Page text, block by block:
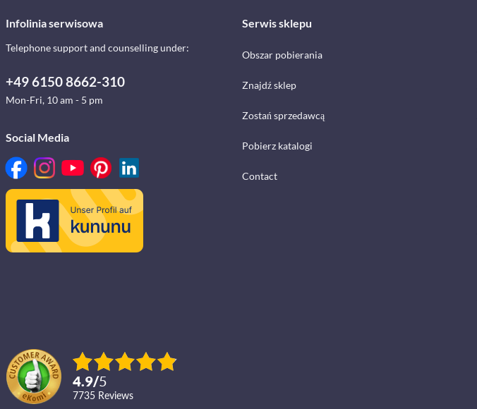
Infolinia serwisowa
Telephone support and counselling under:
+49 6150 8662-310
Mon-Fri, 10 am - 5 pm
Social Media
4.9/5
7735 reviews
Serwis sklepu
Obszar pobierania
Znajdź sklep
Zostań sprzedawcą
Pobierz katalogi
Contact